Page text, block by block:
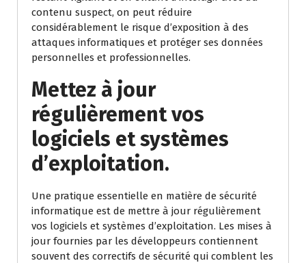
contenu suspect, on peut réduire
considérablement le risque d’exposition à des
attaques informatiques et protéger ses données
personnelles et professionnelles.
Mettez à jour
régulièrement vos
logiciels et systèmes
d’exploitation.
Une pratique essentielle en matière de sécurité
informatique est de mettre à jour régulièrement
vos logiciels et systèmes d’exploitation. Les mises à
jour fournies par les développeurs contiennent
souvent des correctifs de sécurité qui comblent les